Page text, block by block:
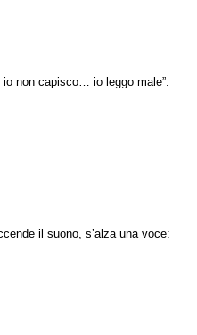
non capisco… io leggo male”.
il suono, s’alza una voce: